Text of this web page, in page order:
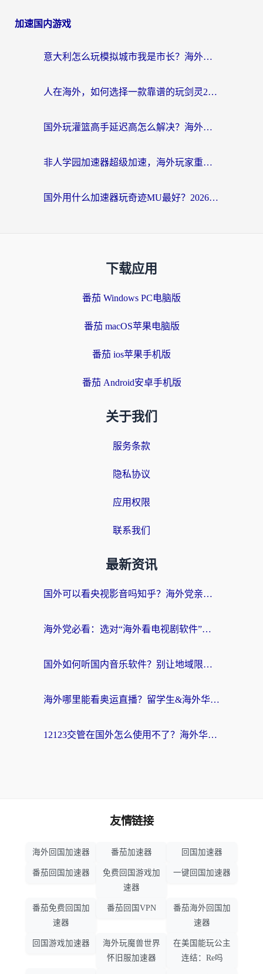
加速国内游戏
意大利怎么玩模拟城市我是市长？海外党国服游戏加速终极攻略（附三国3量子特攻解决办法）
人在海外，如何选择一款靠谱的玩剑灵2加速器？
国外玩灌篮高手延迟高怎么解决？海外玩家国服游戏加速终极指南
非人学园加速器超级加速，海外玩家重返国服的通行证
国外用什么加速器玩奇迹MU最好？2026海外玩家国服游戏加速全攻略
下载应用
番茄 Windows PC电脑版
番茄 macOS苹果电脑版
番茄 ios苹果手机版
番茄 Android安卓手机版
关于我们
服务条款
隐私协议
应用权限
联系我们
最新资讯
国外可以看央视影音吗知乎？海外党亲测有效的回国加速方案
海外党必看：选对“海外看电视剧软件”，再也不用愁国内剧刷不了
国外如何听国内音乐软件？别让地域限制，断了你的中文歌单
海外哪里能看奥运直播？留学生&海外华人必看的体育赛事观赛终极指南
12123交管在国外怎么使用不了？海外华人必看的无缝访问国内资源指南
友情链接
海外回国加速器 番茄加速器 回国加速器
番茄回国加速器
免费回国游戏加
速器
一键回国加速器
番茄免费回国加
速器
番茄回国VPN
番茄海外回国加
速器
回国游戏加速器
海外玩魔兽世界
怀旧服加速器
在美国能玩公主
连结：Re吗